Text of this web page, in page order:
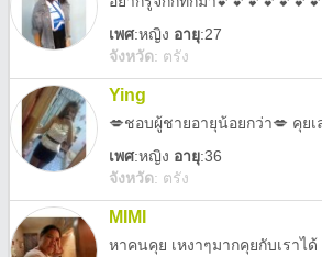
เพศ:หญิง อายุ:27
จังหวัด: ตรัง
Ying
💋ชอบผู้ชายอายุน้อยกว่า💋 คุย
เพศ:หญิง อายุ:36
จังหวัด: ตรัง
MIMI